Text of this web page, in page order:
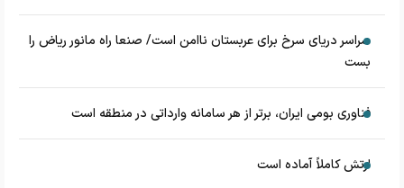
سراسر دریای سرخ برای عربستان ناامن است/ صنعا راه مانور ریاض را
بست
فناوری بومی ایران، برتر از هر سامانه وارداتی در منطقه است
ارتش کاملاً آماده است